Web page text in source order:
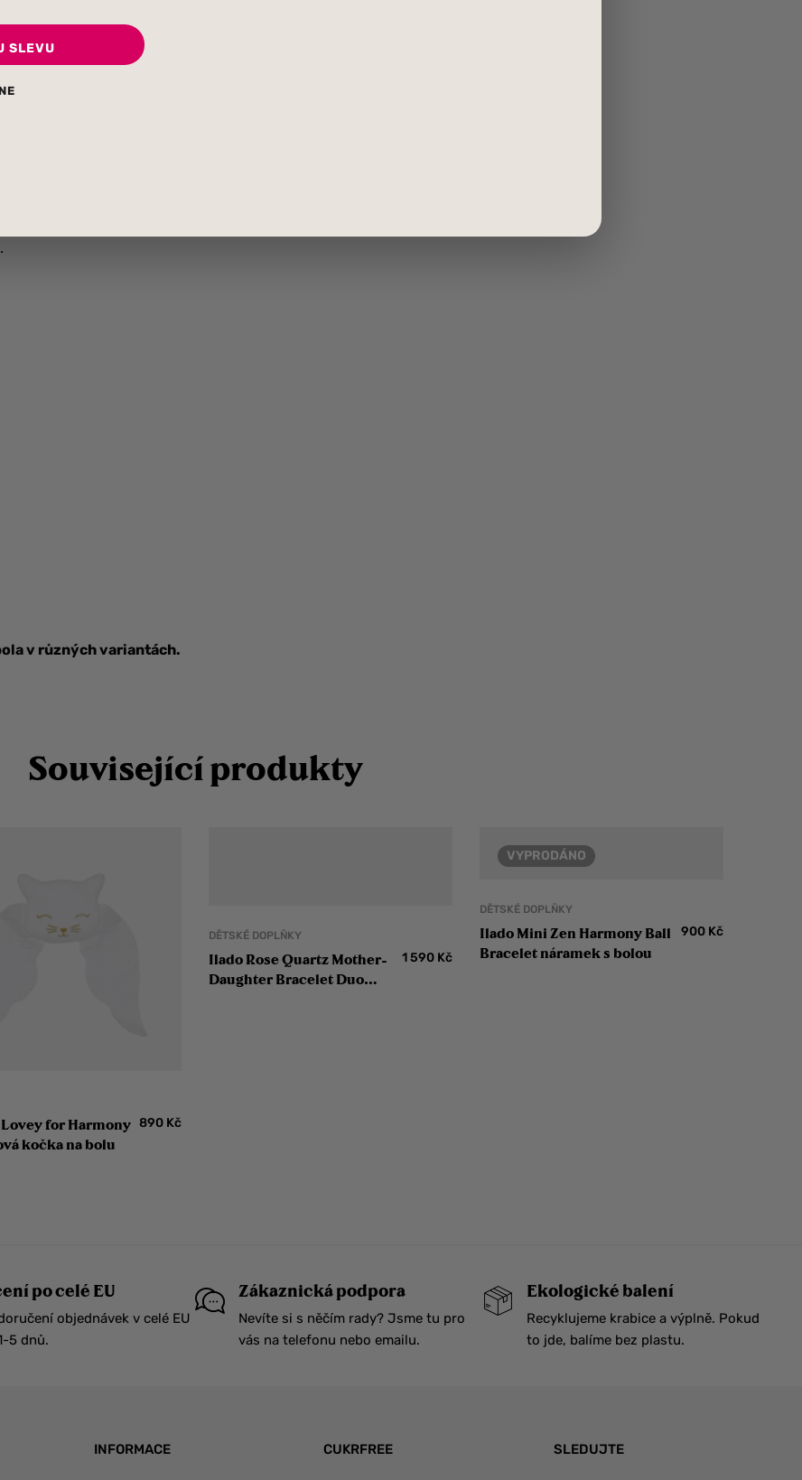
v různých variantách.
Související produkty
for Harmony
kočka na bolu
890 Kč
DĚTSKÉ DOPLŇKY
Ilado Rose Quartz Mother-
Daughter Bracelet Duo
1 590 Kč
VYPRODÁNO
DĚTSKÉ DOPLŇKY
Ilado Mini Zen Harmony Ball
Bracelet náramek s bolou
900 Kč
po celé EU
objednávek v celé EU
5 dnů.
Zákaznická podpora
Nevíte si s něčím rady? Jsme tu pro
vás na telefonu nebo emailu.
Ekologické balení
Recyklujeme krabice a výplně. Pokud
to jde, balíme bez plastu.
INFORMACE CUKRFREE SLEDUJTE
SLEVU